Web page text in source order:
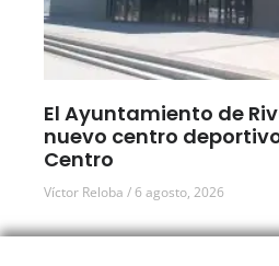
El Ayuntamiento de
nuevo centro
Centro
Víctor Reloba 6 agosto, 2026